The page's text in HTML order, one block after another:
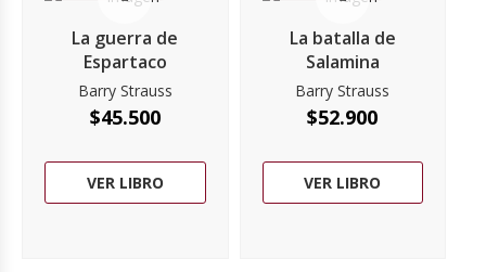
La guerra de
Espartaco
Barry Strauss
$45.500
VER LIBRO
La batalla de
Salamina
Barry Strauss
$52.900
VER LIBRO